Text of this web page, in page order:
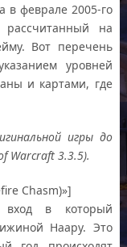
феврале 2005-го
на
Вот перечень
уровней
и картами, где
игры до
Warcraft 3.3.5).
Chasm)»]
вход в который
Наару. Это